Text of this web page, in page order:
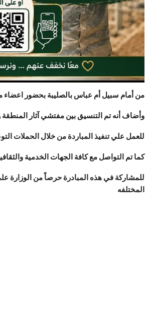
من أمام سبيل أم عباس بالصليبة بحضور اعضاء
وأضاف أنه تم التنسيق بين مفتشي آثار المنطقة
للعمل علي تنفيذ المباردة من خلال الحملات
كما تم التواصل مع كافة الجهات الخدمية
للمشاركة في هذه المبادرة حرصاً من الوزارة
المختلفه